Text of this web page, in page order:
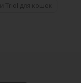
Triol для кошек